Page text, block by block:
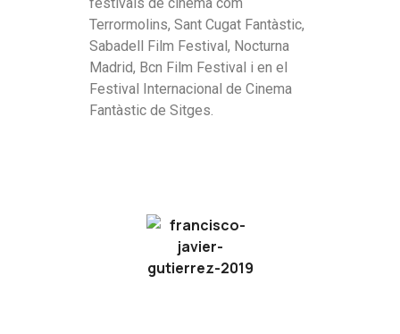
Terrormolins, Sant Cugat Fantàstic,
Sabadell Film Festival, Nocturna
Madrid, Bcn Film Festival i en el
Festival Internacional de Cinema
Fantàstic de Sitges.